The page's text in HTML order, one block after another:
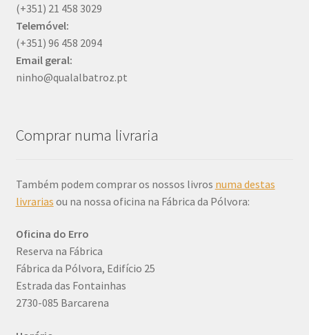
(+351) 21 458 3029
Telemóvel:
(+351) 96 458 2094
Email geral:
ninho@qualalbatroz.pt
Comprar numa livraria
Também podem comprar os nossos livros numa destas
livrarias ou na nossa oficina na Fábrica da Pólvora:
Oficina do Erro
Reserva na Fábrica
Fábrica da Pólvora, Edifício 25
Estrada das Fontainhas
2730-085 Barcarena